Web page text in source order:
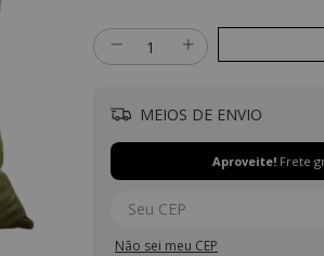
MEIOS DE ENVIO
Aproveite! Frete
Não sei meu CEP